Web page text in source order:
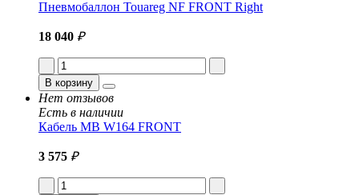
Пневмобаллон Touareg NF FRONT Right
18 040 ₽
В корзину
Нет отзывов
Есть в наличии
Кабель MB W164 FRONT
3 575 ₽